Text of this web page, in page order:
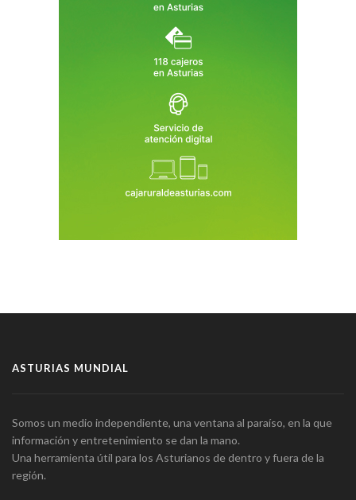
ASTURIAS MUNDIAL
Somos un medio independiente, una ventana al paraíso, en la que
información y entretenimiento se dan la mano.
Una herramienta útil para los Asturianos de dentro y fuera de la
región.